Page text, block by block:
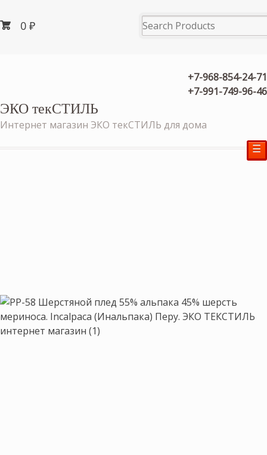
0₽
+7-968-854-24-71
+7-991-749-96-46
ЭКО текСТИЛЬ
Интернет магазин ЭКО текСТИЛЬ для дома
☰